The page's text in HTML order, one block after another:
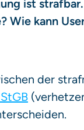
ist
Wie kann
der